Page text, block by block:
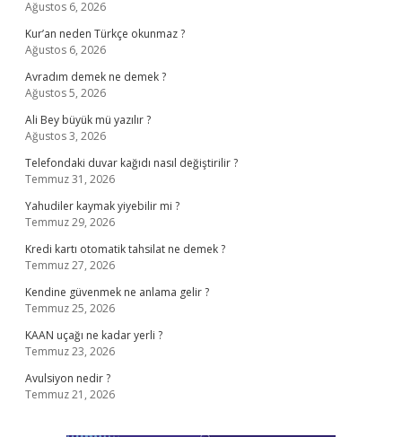
Ağustos 6, 2026
Kur’an neden Türkçe okunmaz ?
Ağustos 6, 2026
Avradım demek ne demek ?
Ağustos 5, 2026
Ali Bey büyük mü yazılır ?
Ağustos 3, 2026
Telefondaki duvar kağıdı nasıl değiştirilir ?
Temmuz 31, 2026
Yahudiler kaymak yiyebilir mi ?
Temmuz 29, 2026
Kredi kartı otomatik tahsilat ne demek ?
Temmuz 27, 2026
Kendine güvenmek ne anlama gelir ?
Temmuz 25, 2026
KAAN uçağı ne kadar yerli ?
Temmuz 23, 2026
Avulsiyon nedir ?
Temmuz 21, 2026